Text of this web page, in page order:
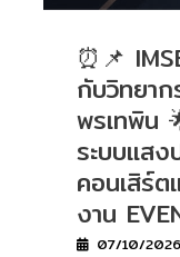
⏰📌
กับวิทยา
พรเทพิน
ระบบแสง
คอนเสิร์ต
งาน
07/10/2026